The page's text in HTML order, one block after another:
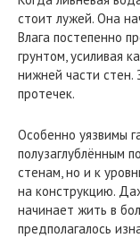
стоит лужей. Она
Влага постепенно
грунтом, усиливая
нижней части
протечек.
Особенно уязвимы
полузаглублённым
стенам, но и к
на конструкцию.
начинает жить в
предполагалось